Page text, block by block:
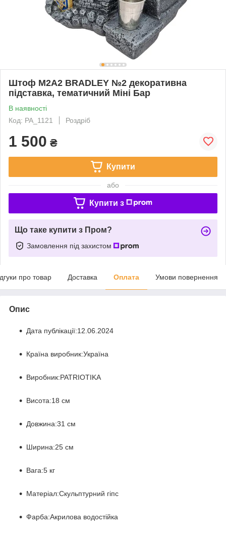
Штоф M2A2 BRADLEY №2 декоративна
підставка, тематичний Міні Бар
В наявності
Код: PA_1121
Роздріб
1 500 ₴
Купити
або
Купити з
Що таке купити з Пром?
Замовлення під захистом
про товар Доставка Оплата Умови повернення
Опис
Дата публікації:12.06.2024
Країна виробник:Україна
Виробник:PATRIOTIKA
Висота:18 см
Довжина:31 см
Ширина:25 см
Вага:5 кг
Матеріал:Скульптурний гіпс
Фарба:Акрилова водостійка